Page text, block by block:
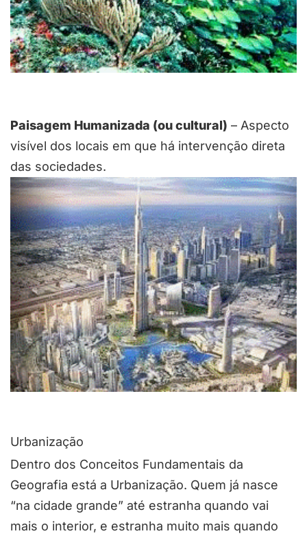
Paisagem Humanizada (ou cultural) – Aspecto
visível dos locais em que há intervenção direta
das sociedades.
Urbanização
Dentro dos Conceitos Fundamentais da
Geografia está a Urbanização. Quem já nasce
“na cidade grande” até estranha quando vai
mais o interior, e estranha muito mais quando